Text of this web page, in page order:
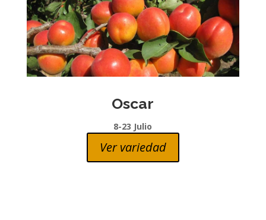
Oscar
8-23 Julio
Ver variedad